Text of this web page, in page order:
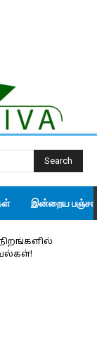
Search
இன்றைய